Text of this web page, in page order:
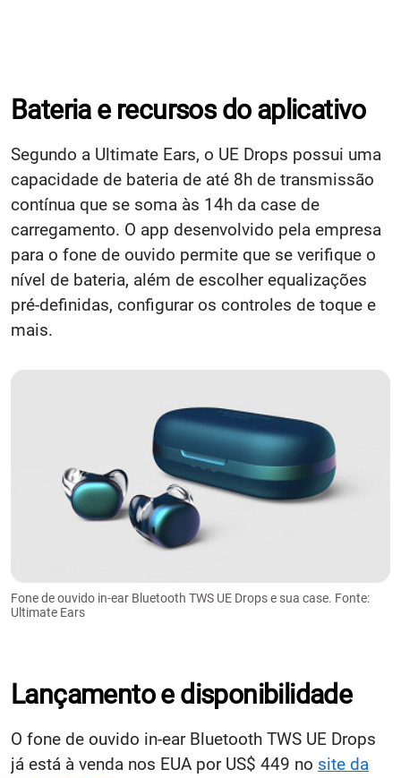
Bateria e recursos do aplicativo
Segundo a Ultimate Ears, o UE Drops possui uma
capacidade de bateria de até 8h de transmissão
contínua que se soma às 14h da case de
carregamento. O app desenvolvido pela empresa
para o fone de ouvido permite que se verifique o
nível de bateria, além de escolher equalizações
pré-definidas, configurar os controles de toque e
mais.
Fone de ouvido in-ear Bluetooth TWS UE Drops e sua case. Fonte:
Ultimate Ears
Lançamento e disponibilidade
O fone de ouvido in-ear Bluetooth TWS UE Drops
já está à venda nos EUA por US$ 449 no site da